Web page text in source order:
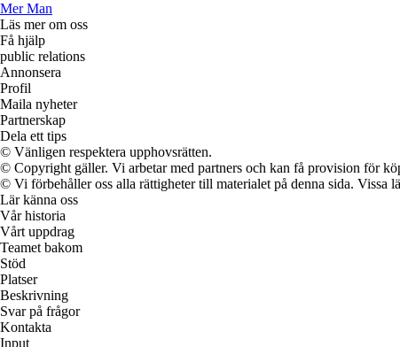
Mer Man
Läs mer om oss
Få hjälp
public relations
Annonsera
Profil
Maila nyheter
Partnerskap
Dela ett tips
© Vänligen respektera upphovsrätten.
© Copyright gäller. Vi arbetar med partners och kan få provision för
© Vi förbehåller oss alla rättigheter till materialet på denna sida.
Lär känna oss
Vår historia
Vårt uppdrag
Teamet bakom
Stöd
Platser
Beskrivning
Svar på frågor
Kontakta
Input